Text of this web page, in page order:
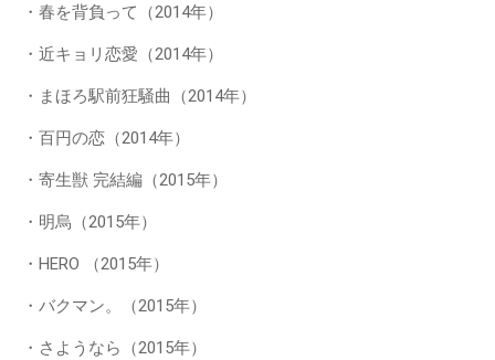
・春を背負って（2014年）
・近キョリ恋愛（2014年）
・まほろ駅前狂騒曲（2014年）
・百円の恋（2014年）
・寄生獣 完結編（2015年）
・明烏（2015年）
・HERO （2015年）
・バクマン。（2015年）
・さようなら（2015年）